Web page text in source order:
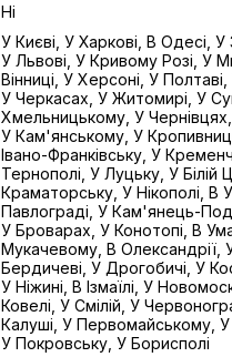
Ні
У Києві, У Харкові, В Одесі, У
У Львові, У Кривому Розі, У
Вінниці, У Херсоні, У Полтаві,
У Черкасах, У Житомирі, У
Хмельницькому, У Чернівцях,
У Кам'янському, У
Івано-Франківську, У
Тернополі, У Луцьку, У Білій
Краматорську, У Нікополі, В
Павлограді, У Кам'янець-
У Броварах, У Конотопі, В
Мукачевому, В Олександрії,
Бердичеві, У Дрогобичі, У
У Ніжині, В Ізмаїлі, У
Ковелі, У Смілій, У
Калуші, У Первомайському, У
У Покровську, У Борисполі